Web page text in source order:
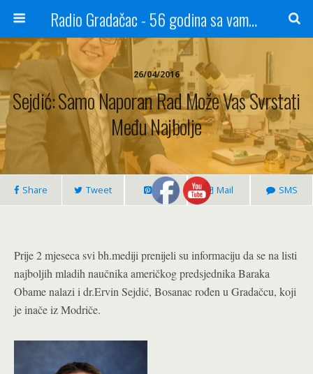
Radio Gradačac - 56 godina sa vama...
26/04/2016
Sejdić: Samo Naporan Rad Može Vas Svrstati
Među Najbolje
Share Tweet Pin Mail SMS
Prije 2 mjeseca svi bh.mediji prenijeli su informaciju da se na listi
najboljih mladih naučnika američkog predsjednika Baraka
Obame nalazi i dr.Ervin Sejdić, Bosanac rođen u Gradačcu, koji
je inače iz Modriče.